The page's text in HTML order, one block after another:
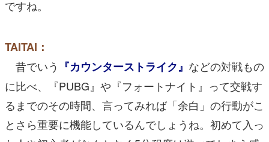
ですね。
TAITAI：
昔でいう 『カウンターストライク』 などの対戦もの
に比べ、『PUBG』や『フォートナイト』って交戦す
るまでのその時間、言ってみれば「余白」の行動がこ
とさら重要に機能しているんでしょうね。初めて入っ